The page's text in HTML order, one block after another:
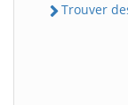
Trouver